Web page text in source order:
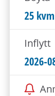
25 kvm
Inflytt
2026-